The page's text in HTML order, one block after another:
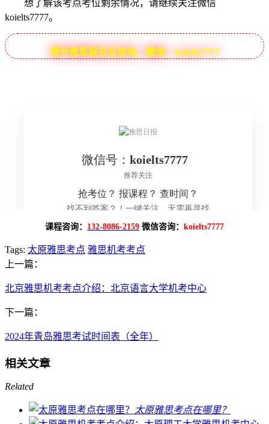
想了解该考点考位剩余情况，请继续关注微信
koielts7777。
境外雅思报名及咨询，微信：koielts7777
课程咨询： 132-8086-2159 微信咨询： koielts7777
Tags: 太原雅思考点 雅思机考考点
上一篇：
北京雅思机考考点介绍：北京语言大学机考中心
下一篇：
2024年青岛雅思考试时间表（全年）
相关文章
Related
太原雅思考点在哪里？